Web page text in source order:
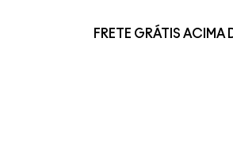
FRETE GRÁTIS ACIMA